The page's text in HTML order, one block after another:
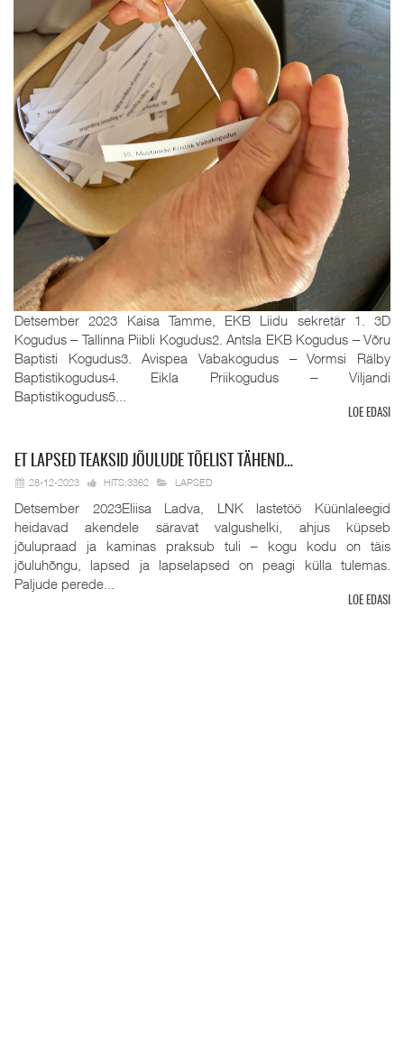
Detsember 2023 Kaisa Tamme, EKB Liidu sekretär 1. 3D
Kogudus ‒ Tallinna Piibli Kogudus2. Antsla EKB Kogudus ‒ Võru
Baptisti Kogudus3. Avispea Vabakogudus ‒ Vormsi Rälby
Baptistikogudus4. Eikla Priikogudus ‒ Viljandi
Baptistikogudus5...
LOE EDASI
ET LAPSED TEAKSID JÕULUDE TÕELIST TÄHEND…
28-12-2023 HITS:3362 LAPSED
Detsember 2023Eliisa Ladva, LNK lastetöö Küünlaleegid
heidavad akendele säravat valgushelki, ahjus küpseb
jõulupraad ja kaminas praksub tuli – kogu kodu on täis
jõuluhõngu, lapsed ja lapselapsed on peagi külla tulemas.
Paljude perede...
LOE EDASI